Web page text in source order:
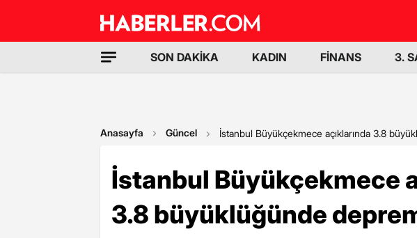
SON DAKİKA KADIN FİNANS 3.
Anasayfa Güncel İstanbul Büyükçekmece açıklarında 3.8
İstanbul Büyükçekmece
3.8 büyüklüğünde